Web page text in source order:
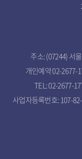
주소: (07244) 서
개인예약 02-2677-
TEL: 02-2677-
사업자등록번호: 107-